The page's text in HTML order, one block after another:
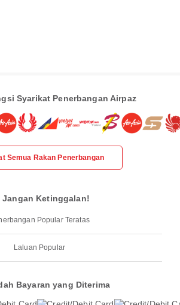
Syarikat Penerbangan Airpaz
Semua Rakan Penerbangan
Jangan Ketinggalan!
Popular Teratas
Laluan Popular
Bayaran yang Diterima